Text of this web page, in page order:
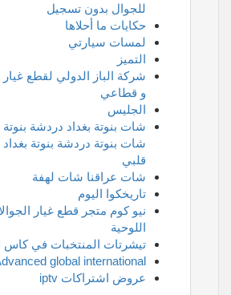
للجوال بدون تسجيل
حكايات ما أحلاها
لمسات سيارتي
التميز
شركة الباز الدولي لقطع
و قطاعي
الجليس
شات بنوتة بغداد دردشة بنوتة
شات بنوتة دردشة بنوتة
قلبي
شات عراقنا شات لهفة
تاريخكوا اليوم
نيو كوم متجر قطع غيار
اللوحية
تيشرتات المنتخبات في كاس
global international
عروض اشتراكات iptv